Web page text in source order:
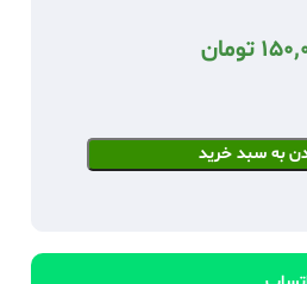
تومان
به سبد خرید